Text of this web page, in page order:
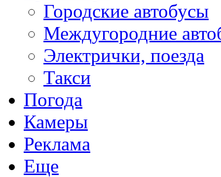
Городские автобусы
Междугородние
Электрички, поезда
Такси
Погода
Камеры
Реклама
Еще